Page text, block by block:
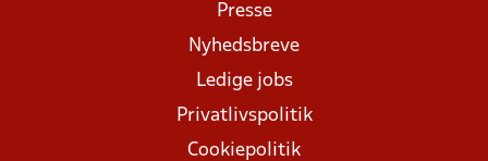
Presse
Nyhedsbreve
Ledige jobs
Privatlivspolitik
Cookiepolitik